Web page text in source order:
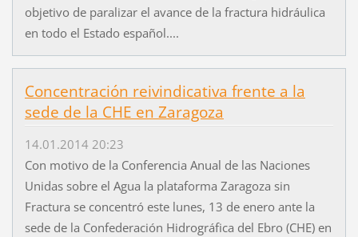
objetivo de paralizar el avance de la fractura hidráulica
en todo el Estado español....
Concentración reivindicativa frente a la
sede de la CHE en Zaragoza
14.01.2014 20:23
Con motivo de la Conferencia Anual de las Naciones
Unidas sobre el Agua la plataforma Zaragoza sin
Fractura se concentró este lunes, 13 de enero ante la
sede de la Confederación Hidrográfica del Ebro (CHE) en